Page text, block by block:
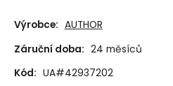
Výrobce: AUTHOR
Záruční doba: 24 měsíců
Kód: UA#42937202